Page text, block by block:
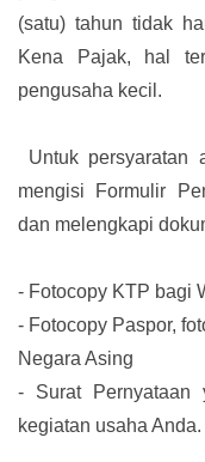
(satu) tahun tidak
Kena Pajak, hal
pengusaha kecil.
Untuk persyaratan
mengisi Formulir
dan melengkapi
- Fotocopy KTP bagi
- Fotocopy Paspor,
Negara Asing
-
Surat Pernyataan
kegiatan usaha Anda.